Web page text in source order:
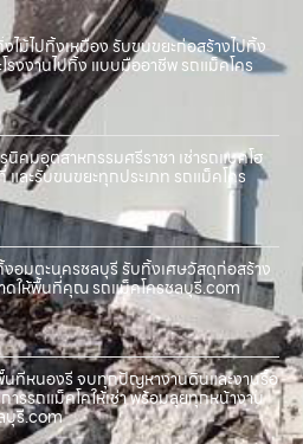
ไม้ไปทิ้งเหมือง รับขนขยะก่อสร้างไปทิ้ง
รงงานไปทิ้ง แบบมืออาชีพ รถแม็คโคร
นิคมอุตสาหกรรมศรีราชา เช่ารถแบคโฮ
และรับขนขยะทุกประเภท รถแม็คโคร
งอมตะนครชลบุรี รับทิ้งเศษวัสดุก่อสร้าง
ดให้พื้นที่คุณ รถแม็คโครชลบุรี.com
นที่หนองรี จบทุกปัญหางานดินและงานรื้อ
รรถแม็คโคให้เช่า พร้อมลุยทุกหน้างาน
บุรี.com